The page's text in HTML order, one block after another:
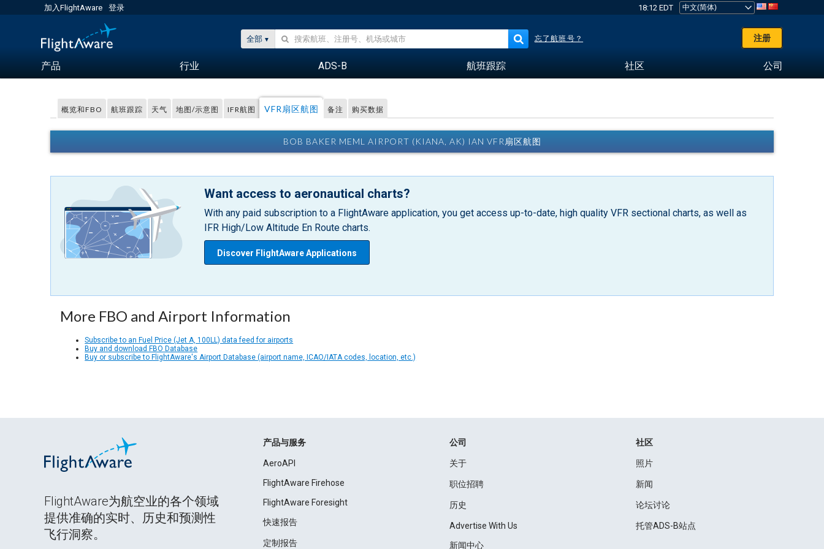
加入FlightAware 登录 18:12 EDT
全部 忘了航班号？ 注册
产品 行业 ADS-B 航班跟踪 社区 公司
概览和FBO 航班跟踪 天气 地图/示意图 IFR航图 VFR扇区航图 备注 购买数据
BOB BAKER MEML AIRPORT (KIANA, AK) IAN VFR扇区航图
Want access to aeronautical charts?
With any paid subscription to a FlightAware application, you get access up-to-date, high quality VFR sectional charts, as well as
IFR High/Low Altitude En Route charts.
Discover FlightAware Applications
More FBO and Airport Information
Subscribe to an Fuel Price (Jet A, 100LL) data feed for airports
Buy and download FBO Database
Buy or subscribe to FlightAware's Airport Database (airport name, ICAO/IATA codes, location, etc.)
FlightAware为航空业的各个领域
提供准确的实时、历史和预测性
飞行洞察。
产品与服务
AeroAPI
FlightAware Firehose
FlightAware Foresight
快速报告
定制报告
公司
关于
职位招聘
历史
Advertise With Us
新闻中心
社区
照片
新闻
论坛讨论
托管ADS-B站点